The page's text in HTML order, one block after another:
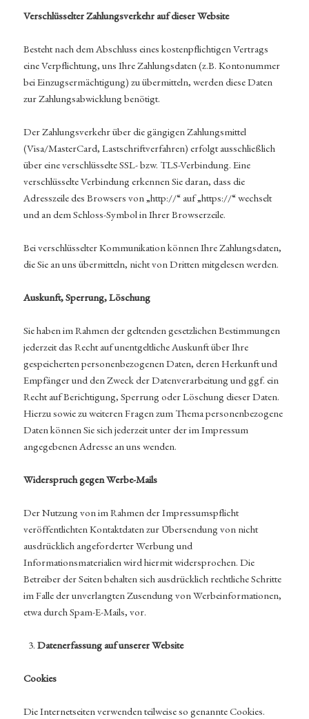
Verschlüsselter Zahlungsverkehr auf dieser Website
Besteht nach dem Abschluss eines kostenpflichtigen Vertrags
eine Verpflichtung, uns Ihre Zahlungsdaten (z.B. Kontonummer
bei Einzugsermächtigung) zu übermitteln, werden diese Daten
zur Zahlungsabwicklung benötigt.
Der Zahlungsverkehr über die gängigen Zahlungsmittel
(Visa/MasterCard, Lastschriftverfahren) erfolgt ausschließlich
über eine verschlüsselte SSL- bzw. TLS-Verbindung. Eine
verschlüsselte Verbindung erkennen Sie daran, dass die
Adresszeile des Browsers von „http://“ auf „https://“ wechselt
und an dem Schloss-Symbol in Ihrer Browserzeile.
Bei verschlüsselter Kommunikation können Ihre Zahlungsdaten,
die Sie an uns übermitteln, nicht von Dritten mitgelesen werden.
Auskunft, Sperrung, Löschung
Sie haben im Rahmen der geltenden gesetzlichen Bestimmungen
jederzeit das Recht auf unentgeltliche Auskunft über Ihre
gespeicherten personenbezogenen Daten, deren Herkunft und
Empfänger und den Zweck der Datenverarbeitung und ggf. ein
Recht auf Berichtigung, Sperrung oder Löschung dieser Daten.
Hierzu sowie zu weiteren Fragen zum Thema personenbezogene
Daten können Sie sich jederzeit unter der im Impressum
angegebenen Adresse an uns wenden.
Widerspruch gegen Werbe-Mails
Der Nutzung von im Rahmen der Impressumspflicht
veröffentlichten Kontaktdaten zur Übersendung von nicht
ausdrücklich angeforderter Werbung und
Informationsmaterialien wird hiermit widersprochen. Die
Betreiber der Seiten behalten sich ausdrücklich rechtliche Schritte
im Falle der unverlangten Zusendung von Werbeinformationen,
etwa durch Spam-E-Mails, vor.
Datenerfassung auf unserer Website
Cookies
Die Internetseiten verwenden teilweise so genannte Cookies.